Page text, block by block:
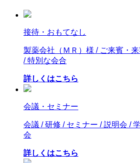
接待・おもてなし
製薬会社（ＭＲ）様 / ご来賓・
/ 特別な会合
詳しくはこちら
会議・セミナー
会議 / 研修 / セミナー / 説明会 /
会
詳しくはこちら